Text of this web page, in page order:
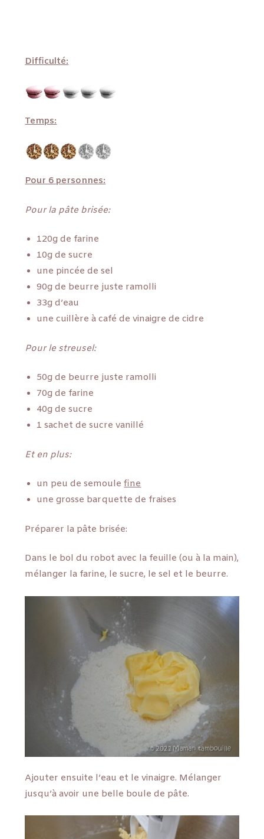
Difficulté:
Temps:
Pour 6 personnes:
Pour la pâte brisée:
120g de farine
10g de sucre
une pincée de sel
90g de beurre juste ramolli
33g d’eau
une cuillère à café de vinaigre de cidre
Pour le streusel:
50g de beurre juste ramolli
70g de farine
40g de sucre
1 sachet de sucre vanillé
Et en plus:
un peu de semoulefine
une grosse barquette de fraises
Préparer la pâte brisée:
Dans le bol du robot avec la feuille (ou à la main),
mélanger la farine, le sucre, le sel et le beurre.
Ajouter ensuite l’eau et le vinaigre. Mélanger
jusqu’à avoir une belle boule de pâte.